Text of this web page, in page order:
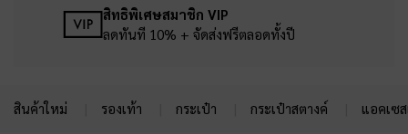
สิทธิพิเศษสมาชิก VIP
ลดทันที 10% + จัดส่งฟรีตลอดทั้งปี
สินค้าใหม่ รองเท้า กระเป๋า กระเป๋าสตางค์ แอคเซ